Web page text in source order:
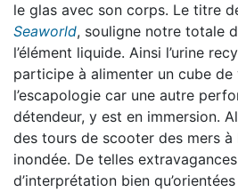
le glas avec son corps. Le titre
Seaworld, souligne notre totale
l’élément liquide. Ainsi l’urine
participe à alimenter un cube de
l’escapologie car une autre
détendeur, y est en immersion.
des tours de scooter des mers à
inondée. De telles
d’interprétation bien